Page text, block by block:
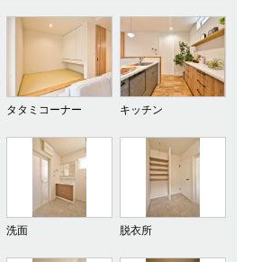
タタミコーナー キッチン
洗面 脱衣所